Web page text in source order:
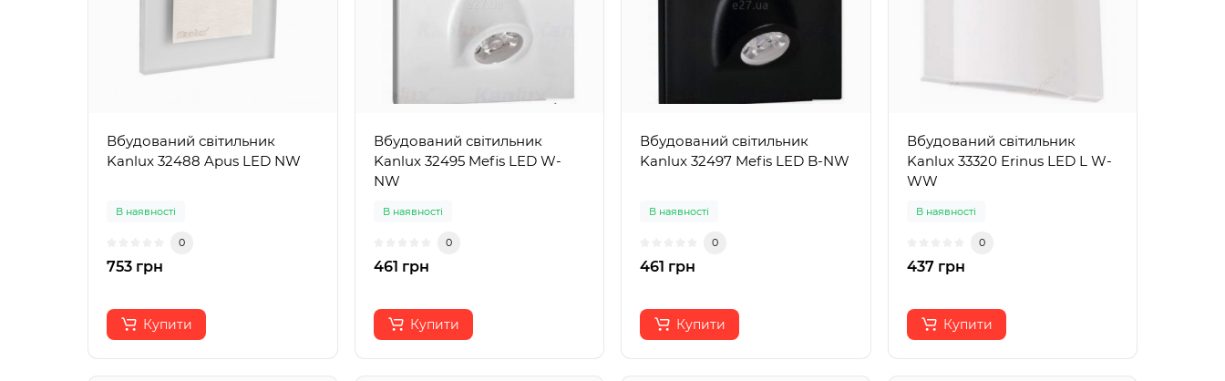
Вбудований світильник
Kanlux 32488 Apus LED NW
В наявності
0
753 грн
Купити
Вбудований світильник
Kanlux 32495 Mefis LED W-
NW
В наявності
0
461 грн
Купити
Вбудований світильник
Kanlux 32497 Mefis LED B-NW
В наявності
0
461 грн
Купити
Вбудований світильник
Kanlux 33320 Erinus LED L W-
WW
В наявності
0
437 грн
Купити